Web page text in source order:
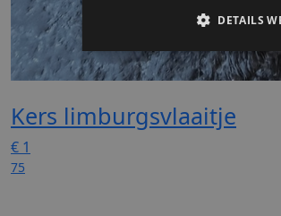
Kers limburgsvlaaitje
€ 1
75